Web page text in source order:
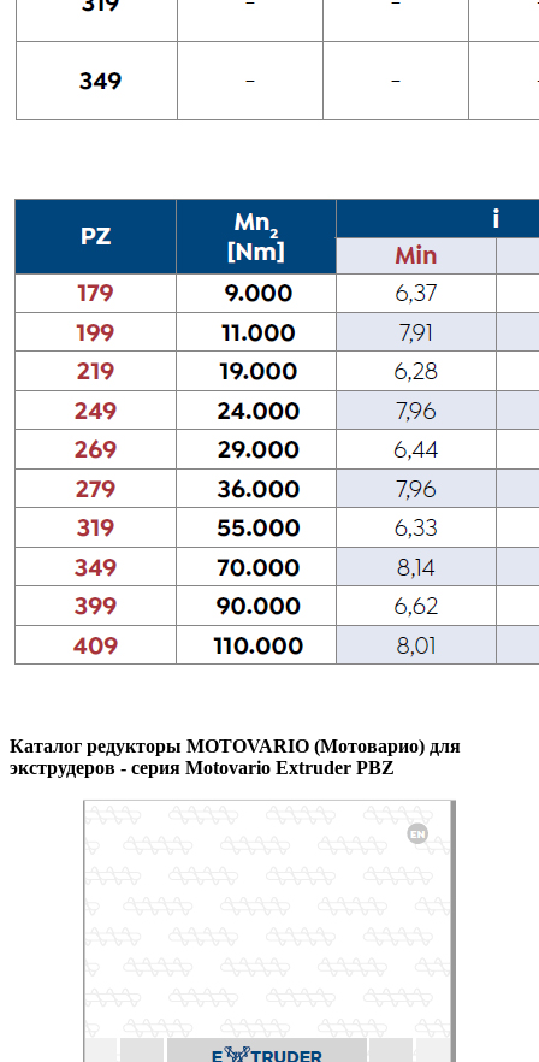
Каталог редукторы MOTOVARIO (Мотоварио) для
экструдеров - серия Motovario Extruder PBZ